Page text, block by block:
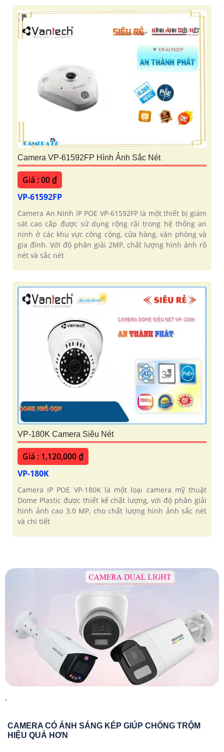
Camera VP-61592FP Hình Ảnh Sắc Nét
Giá : 00 ₫
VP-61592FP
Camera An Ninh IP POE VP-61592FP là một thiết bị giám
sát cao cấp được sử dụng rộng rãi trong hệ thống an
ninh ở các khu vực công cộng, cửa hàng, văn phòng và
gia đình. Với độ phân giải 2MP, chất lượng hình ảnh rõ
nét và sắc nét
VP-180K Camera Siêu Nét
Giá : 1,120,000 ₫
VP-180K
Camera IP POE VP-180K là một loại camera mỹ thuật
Dome Plastic được thiết kế chất lượng, với độ phân giải
hình ảnh cao 3.0 MP, cho chất lượng hình ảnh sắc nét
và chi tiết
'
CAMERA CÓ ÁNH SÁNG KÉP GIÚP CHỐNG TRỘM
HIỆU QUẢ HƠN